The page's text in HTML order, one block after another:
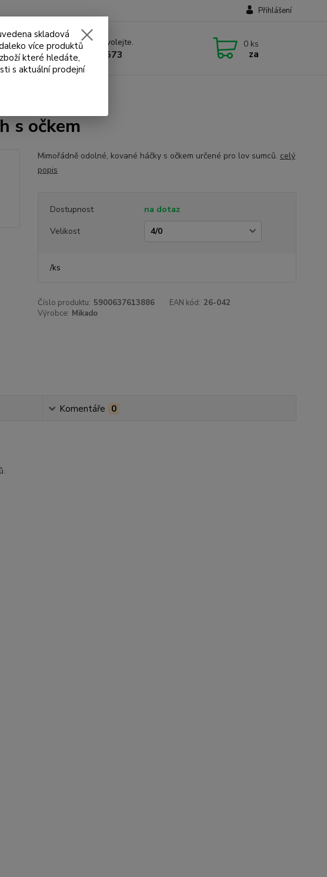
Přihlášení
Nevíte si rady? Zavolejte.
+420 732 707 573
0 ks
za
s očkem
Mimořádně odolné, kované háčky s očkem určené pro lov sumců. celý
popis
Dostupnost
na dotaz
Velikost
/ks
Číslo produktu: 5900637613886 EAN kód: 26-042
Výrobce: Mikado
Komentáře 0
skladová
více produktů
které hledáte,
s aktuální prodejní